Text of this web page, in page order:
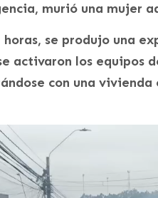
murió una mujer
horas, se produjo una
activaron los equipos
con una